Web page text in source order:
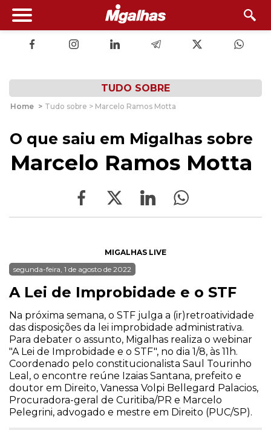
TUDO SOBRE
Home > Tudo sobre > Marcelo Ramos Motta
O que saiu em Migalhas sobre
Marcelo Ramos Motta
MIGALHAS LIVE
segunda-feira, 1 de agosto de 2022
A Lei de Improbidade e o STF
Na próxima semana, o STF julga a (ir)retroatividade
das disposições da lei improbidade administrativa.
Para debater o assunto, Migalhas realiza o webinar
"A Lei de Improbidade e o STF", no dia 1/8, às 11h.
Coordenado pelo constitucionalista Saul Tourinho
Leal, o encontre reúne Izaias Santana, prefeito e
doutor em Direito, Vanessa Volpi Bellegard Palacios,
Procuradora-geral de Curitiba/PR e Marcelo
Pelegrini, advogado e mestre em Direito (PUC/SP).